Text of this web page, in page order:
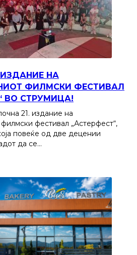
НА
ФИЛМСКИ ФЕСТИВАЛ
ВО СТРУМИЦА!
21. издание на
фестивал „Астерфест“,
повеќе од две децении
да се…